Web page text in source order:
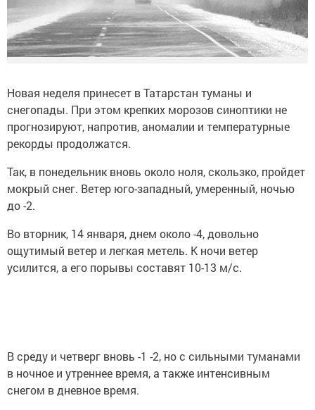
Новая неделя принесет в Татарстан туманы и
снегопады. При этом крепких морозов синоптики не
прогнозируют, напротив, аномалии и температурные
рекорды продолжатся.
Так, в понедельник вновь около ноля, скользко, пройдет
мокрый снег. Ветер юго-западный, умеренный, ночью
до -2.
Во вторник, 14 января, днем около -4, довольно
ощутимый ветер и легкая метель. К ночи ветер
усилится, а его порывы составят 10-13 м/с.
В среду и четверг вновь -1 -2, но с сильными туманами
в ночное и утреннее время, а также интенсивным
снегом в дневное время.